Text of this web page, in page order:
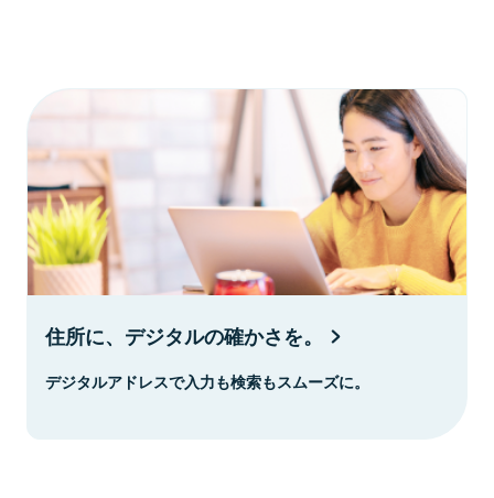
住所に、デジタルの確かさを。
デジタルアドレスで入力も検索もスムーズに。